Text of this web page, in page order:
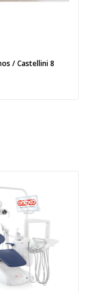
Scaun Anthos / Castellini 8